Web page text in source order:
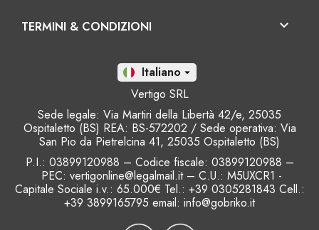
TERMINI & CONDIZIONI 
It 
Vertigo SRL
Sede legale: Via Martiri della Libertà 42/e, 25035
Ospitaletto (BS) REA: BS-572202 / Sede operativa: Via
San Pio da Pietrelcina 41, 25035 Ospitaletto (BS)
P.I.: 03899120988 – Codice fiscale: 03899120988 –
PEC: vertigonline@legalmail.it – C.U.: M5UXCR1 -
Capitale Sociale i.v.: 65.000€ Tel.: +39 0305281843 Cell.:
+39 3899165795 email: info@gobriko.it